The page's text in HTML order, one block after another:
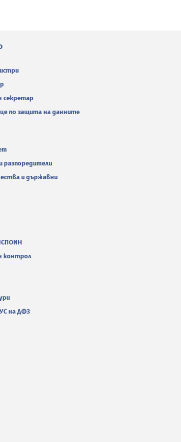
секретар
по защита на данните
разпоредители
и държавни
контрол
на ДФЗ